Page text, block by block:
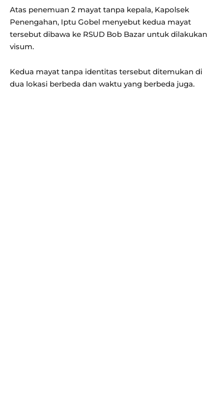
Atas penemuan 2 mayat tanpa kepala, Kapolsek
Penengahan, Iptu Gobel menyebut kedua mayat
tersebut dibawa ke RSUD Bob Bazar untuk dilakukan
visum.
Kedua mayat tanpa identitas tersebut ditemukan di
dua lokasi berbeda dan waktu yang berbeda juga.